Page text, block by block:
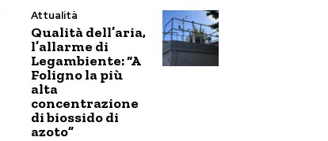
Attualità
Qualità dell’aria,
l’allarme di
Legambiente: “A
Foligno la più
alta
concentrazione
di biossido di
azoto”